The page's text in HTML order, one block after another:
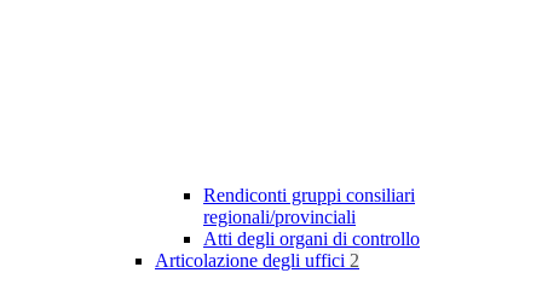
Rendiconti gruppi consiliari
regionali/provinciali
Atti degli organi di controllo
Articolazione degli uffici 2